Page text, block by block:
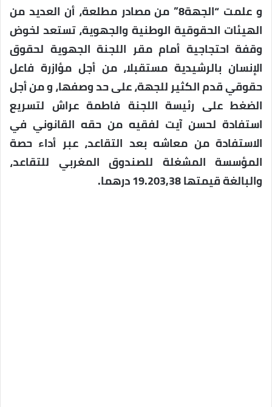
و علمت “الجهة8” من مصادر مطلعة، أن العديد من
الهيئات الحقوقية الوطنية والجهوية، تستعد لخوض
وقفة احتجاجية أمام مقر اللجنة الجهوية لحقوق
الإنسان بالرشيدية مستقبلا، من أجل مؤازرة فاعل
حقوقي قدم الكثير للجهة، على حد وصفها، و من أجل
الضغط على رئيسة اللجنة فاطمة عراش لتسريع
استفادة لحسن آيت لفقيه من حقه القانوني في
الاستفادة من معاشه بعد التقاعد، عبر أداء حصة
المؤسسة المشغلة للصندوق المغربي للتقاعد،
والبالغة قيمتها 19.203,38 درهما.